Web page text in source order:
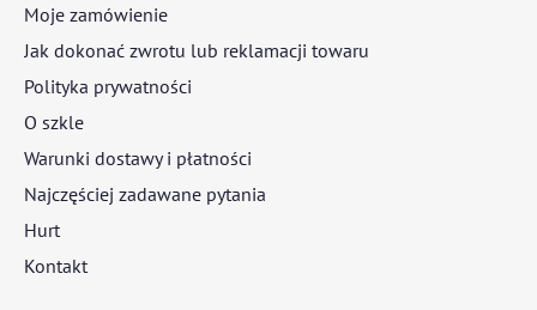
Moje zamówienie
Jak dokonać zwrotu lub reklamacji towaru
Polityka prywatności
O szkle
Warunki dostawy i płatności
Najczęściej zadawane pytania
Hurt
Kontakt